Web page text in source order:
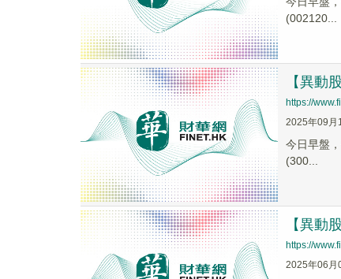
(002120...
【異動
https://
2025年09月
今日早盤
(300...
【異動
https://
2025年06月